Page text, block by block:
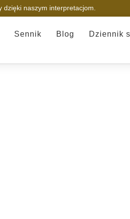
dzięki naszym interpretacjom.
Sennik Blog Dziennik